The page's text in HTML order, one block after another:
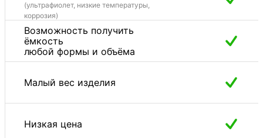
Небольшой вес, облегчающий процесс
монтажа;
Высокая устойчивость к коррозийному
Невысокая стоимость;
применением специальной технологии
(ультрафиолет, низкие температуры,
коррозия)
Возможность получить
ёмкость
любой формы и объёма
Малый вес изделия
Низкая цена